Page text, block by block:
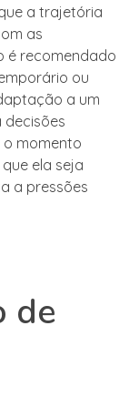
a trajetória
as
é recomendado
ou
a um
decisões
momento
ela seja
a pressões
de